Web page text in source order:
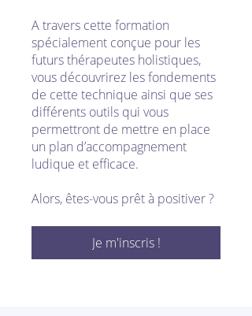
A travers cette formation
spécialement conçue pour les
futurs thérapeutes holistiques,
vous découvrirez les fondements
de cette technique ainsi que ses
différents outils qui vous
permettront de mettre en place
un plan d’accompagnement
ludique et efficace.
Alors, êtes-vous prêt à positiver ?
Je m'inscris !